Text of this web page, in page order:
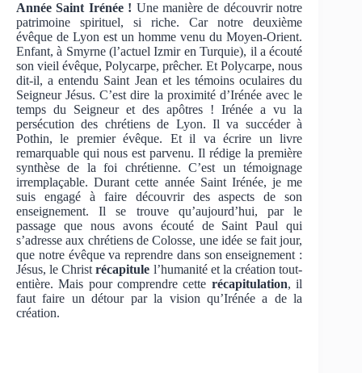
Année Saint Irénée ! Une manière de découvrir notre
patrimoine spirituel, si riche. Car notre deuxième
évêque de Lyon est un homme venu du Moyen-Orient.
Enfant, à Smyrne (l’actuel Izmir en Turquie), il a écouté
son vieil évêque, Polycarpe, prêcher. Et Polycarpe, nous
dit-il, a entendu Saint Jean et les témoins oculaires du
Seigneur Jésus. C’est dire la proximité d’Irénée avec le
temps du Seigneur et des apôtres ! Irénée a vu la
persécution des chrétiens de Lyon. Il va succéder à
Pothin, le premier évêque. Et il va écrire un livre
remarquable qui nous est parvenu. Il rédige la première
synthèse de la foi chrétienne. C’est un témoignage
irremplaçable. Durant cette année Saint Irénée, je me
suis engagé à faire découvrir des aspects de son
enseignement. Il se trouve qu’aujourd’hui, par le
passage que nous avons écouté de Saint Paul qui
s’adresse aux chrétiens de Colosse, une idée se fait jour,
que notre évêque va reprendre dans son enseignement :
Jésus, le Christrécapitule l’humanité et la création tout-
entière. Mais pour comprendre cette récapitulation, il
faut faire un détour par la vision qu’Irénée a de la
création.